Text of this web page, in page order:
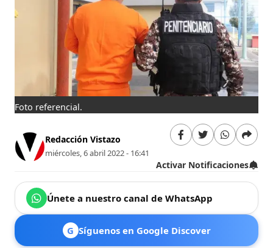
Foto referencial.
Redacción Vistazo
miércoles, 6 abril 2022 - 16:41
Activar Notificaciones
Únete a nuestro canal de WhatsApp
G Síguenos en Google Discover